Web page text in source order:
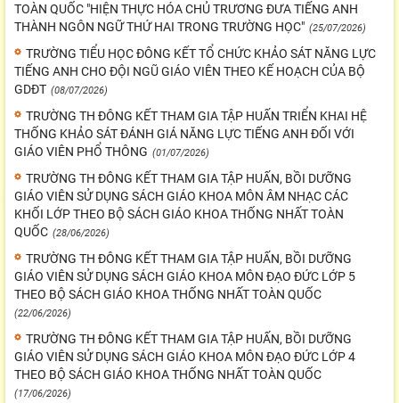
TOÀN QUỐC "HIỆN THỰC HÓA CHỦ TRƯƠNG ĐƯA TIẾNG ANH
THÀNH NGÔN NGỮ THỨ HAI TRONG TRƯỜNG HỌC" (25/07/2026)
TRƯỜNG TIỂU HỌC ĐÔNG KẾT TỔ CHỨC KHẢO SÁT NĂNG LỰC
TIẾNG ANH CHO ĐỘI NGŨ GIÁO VIÊN THEO KẾ HOẠCH CỦA BỘ
GDĐT (08/07/2026)
TRƯỜNG TH ĐÔNG KẾT THAM GIA TẬP HUẤN TRIỂN KHAI HỆ
THỐNG KHẢO SÁT ĐÁNH GIÁ NĂNG LỰC TIẾNG ANH ĐỐI VỚI
GIÁO VIÊN PHỔ THÔNG (01/07/2026)
TRƯỜNG TH ĐÔNG KẾT THAM GIA TẬP HUẤN, BỒI DƯỠNG
GIÁO VIÊN SỬ DỤNG SÁCH GIÁO KHOA MÔN ÂM NHẠC CÁC
KHỐI LỚP THEO BỘ SÁCH GIÁO KHOA THỐNG NHẤT TOÀN
QUỐC (28/06/2026)
TRƯỜNG TH ĐÔNG KẾT THAM GIA TẬP HUẤN, BỒI DƯỠNG
GIÁO VIÊN SỬ DỤNG SÁCH GIÁO KHOA MÔN ĐẠO ĐỨC LỚP 5
THEO BỘ SÁCH GIÁO KHOA THỐNG NHẤT TOÀN QUỐC
(22/06/2026)
TRƯỜNG TH ĐÔNG KẾT THAM GIA TẬP HUẤN, BỒI DƯỠNG
GIÁO VIÊN SỬ DỤNG SÁCH GIÁO KHOA MÔN ĐẠO ĐỨC LỚP 4
THEO BỘ SÁCH GIÁO KHOA THỐNG NHẤT TOÀN QUỐC
(17/06/2026)